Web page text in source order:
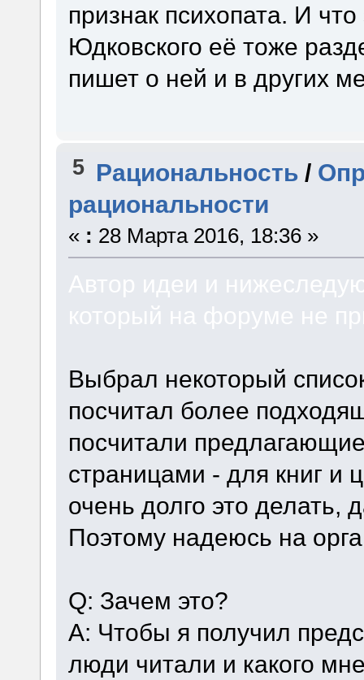
признак психопата. И
Юдковского её тоже
пишет о ней и в других
5 Рациональность /
рациональности
« : 28 Марта 2016, 18:36 »
Автор идеи и
который на форуме не
Выбрал некоторый
посчитал более
посчитали
страницами - для книг и
очень долго это делать,
Поэтому надеюсь на
Q: Зачем это?
A: Чтобы я получил
люди читали и какого